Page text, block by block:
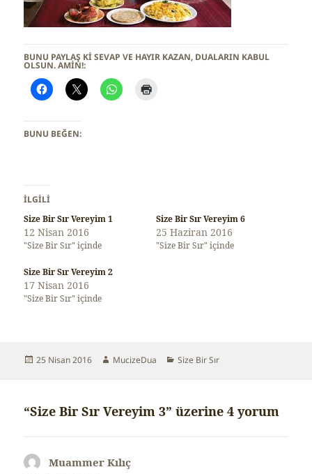
BUNU PAYLAŞ KI SEVAP VE HAYIR KAZAN, DUALARIN KABUL
OLSUN. AMİN!:
BUNU BEĞEN:
İLGILI
Size Bir Sır Vereyim 1
12 Nisan 2016
"Size Bir Sır" içinde
Size Bir Sır Vereyim 6
25 Haziran 2016
"Size Bir Sır" içinde
Size Bir Sır Vereyim 2
17 Nisan 2016
"Size Bir Sır" içinde
Yayın
25 Nisan 2016 Yazar
MucizeDua Kategoriler
Size Bir Sır
“Size Bir Sır Vereyim 3” üzerine 4 yorum
Muammer Kılıç